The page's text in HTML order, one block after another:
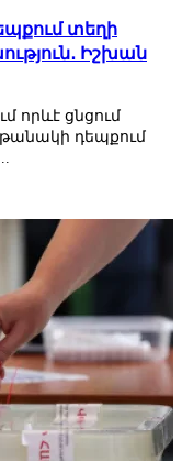
տեղի
Իշխան
որևէ ցնցում
դեպքում